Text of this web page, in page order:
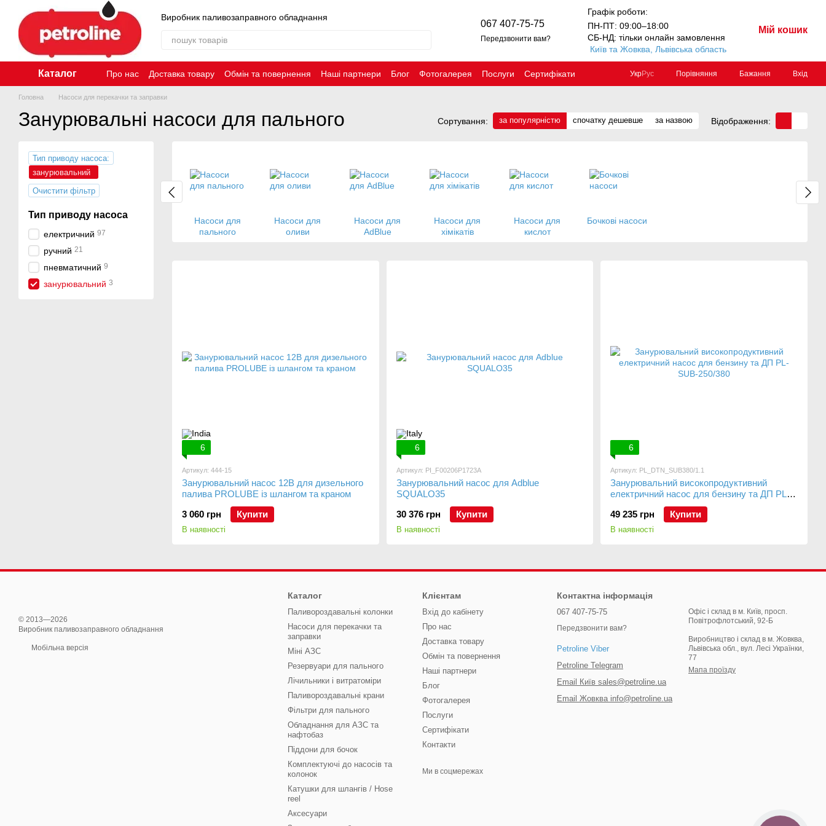
Перейти до основного контенту
Виробник паливозаправного обладнання
067 407-75-75
Передзвонити вам?
Графік роботи:
ПН-ПТ: 09:00–18:00
СБ-НД: тільки онлайн замовлення
Київ та Жовква, Львівська область
Мій кошик
Каталог Про нас Доставка товару Обмін та повернення Наші партнери Блог Фотогалерея Послуги
Сертифікати
Контакти
УкрРус Порівняння Бажання Вхід
Головна Насоси для перекачки та заправки
Занурювальні насоси для пального Сортування: за популярністю спочатку дешевше за назвою Відображення:
Насоси для
пального
Насоси для
оливи
Насоси для
AdBlue
Насоси для
хімікатів
Насоси для
кислот
Бочкові насоси
6
Артикул: 444-15
Занурювальний насос 12В для дизельного
палива PROLUBE із шлангом та краном
3 060 грн
Купити
В наявності
6
Артикул: PI_F00206P1723A
Занурювальний насос для Adblue
SQUALO35
30 376 грн
Купити
В наявності
6
Артикул: PL_DTN_SUB380/1.1
Занурювальний високопродуктивний
електричний насос для бензину та ДП PL-
SUB-250/380
49 235 грн
Купити
В наявності
Тип приводу насоса:
занурювальний
Очистити фільтр
Тип приводу насоса
електричний 97
ручний 21
пневматичний 9
занурювальний 3
© 2013—2026
Виробник паливозаправного обладнання
Мобільна версія
Каталог
Паливороздавальні колонки
Насоси для перекачки та
заправки
Міні АЗС
Резервуари для пального
Лічильники і витратоміри
Паливороздавальні крани
Фільтри для пального
Обладнання для АЗС та
нафтобаз
Піддони для бочок
Комплектуючі до насосів та
колонок
Катушки для шлангів / Hose
reel
Аксесуари
Клієнтам
Вхід до кабінету
Про нас
Доставка товару
Обмін та повернення
Наші партнери
Блог
Фотогалерея
Послуги
Сертифікати
Контакти
Ми в соцмережах
Контактна інформація
067 407-75-75
Передзвонити вам?
Petroline Viber
Petroline Telegram
Email Київ sales@petroline.ua
Email Жовква info@petroline.ua
Офіс і склад в м. Київ, просп.
Повітрофлотський, 92-Б
Виробництво і склад в м. Жовква,
Львівська обл., вул. Лесі Українки,
77
Мапа проїзду